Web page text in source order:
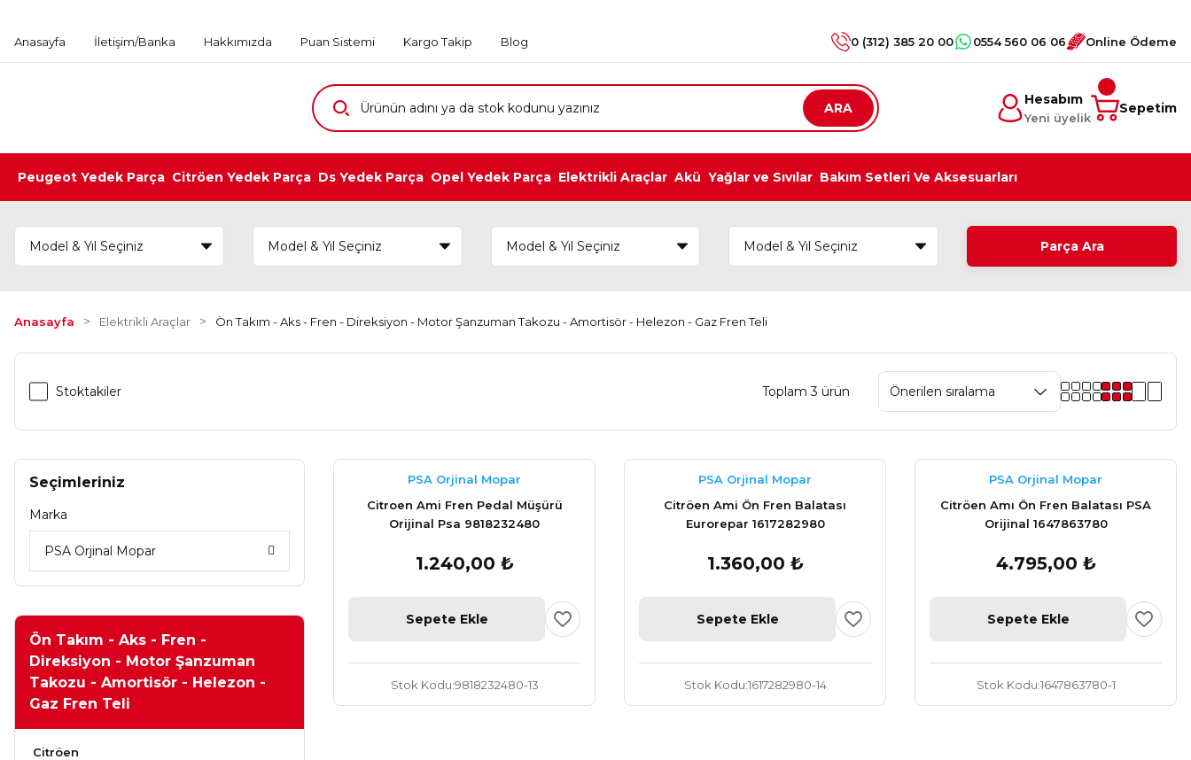
Anasayfa İletişim/Banka Hakkımızda Puan Sistemi Kargo Takip Blog 0 (312) 385 20 00 0554 560 06 06 Online Ödeme
ARA
Hesabım
Yeni üyelik
Sepetim
Peugeot Yedek Parça Citröen Yedek Parça Ds Yedek Parça Opel Yedek Parça Elektrikli Araçlar Akü Yağlar ve Sıvılar Bakım Setleri Ve Aksesuarları
Parça Ara
Anasayfa Elektrikli Araçlar Ön Takım - Aks - Fren - Direksiyon - Motor Şanzuman Takozu - Amortisör - Helezon - Gaz Fren Teli
Stoktakiler Toplam 3 ürün
Seçimleriniz
Marka
PSA Orjinal Mopar
Ön Takım - Aks - Fren -
Direksiyon - Motor Şanzuman
Takozu - Amortisör - Helezon -
Gaz Fren Teli
Citröen
PSA Orjinal Mopar
Citroen Ami Fren Pedal Müşürü
Orijinal Psa 9818232480
1.240,00 ₺
Sepete Ekle
Stok Kodu 9818232480-13
PSA Orjinal Mopar
Citröen Ami Ön Fren Balatası
Eurorepar 1617282980
1.360,00 ₺
Sepete Ekle
Stok Kodu 1617282980-14
PSA Orjinal Mopar
Citröen Amı Ön Fren Balatası PSA
Orijinal 1647863780
4.795,00 ₺
Sepete Ekle
Stok Kodu 1647863780-1